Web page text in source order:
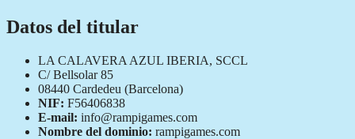
Datos del titular
LA CALAVERA AZUL IBERIA, SCCL
C/ Bellsolar 85
08440 Cardedeu (Barcelona)
NIF: F56406838
E-mail: info@rampigames.com
Nombre del dominio: rampigames.com